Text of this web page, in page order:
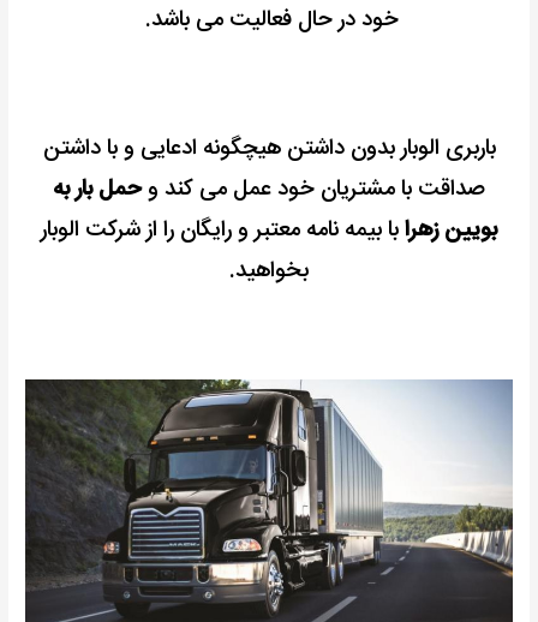
خود در حال فعالیت می باشد.
باربری الوبار بدون داشتن هیچگونه ادعایی و با داشتن
صداقت با مشتریان خود عمل می کند وحمل بار به
بویین زهرابا بیمه نامه معتبر و رایگان را از شرکت الوبار
بخواهید.